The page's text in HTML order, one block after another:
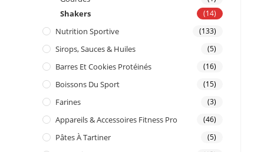
Shakers (14)
Nutrition Sportive (133)
Sirops, Sauces & Huiles (5)
Barres Et Cookies Protéinés (16)
Boissons Du Sport (15)
Farines (3)
Appareils & Accessoires Fitness Pro (46)
Pâtes À Tartiner (5)